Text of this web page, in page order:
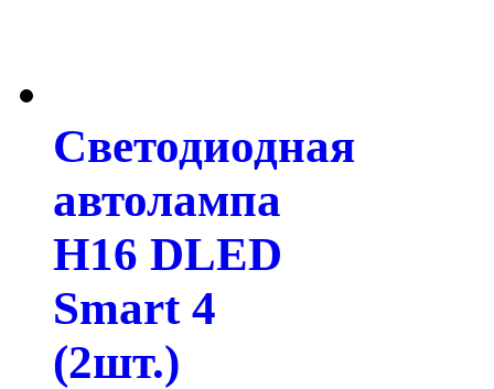
Светодиодная
автолампа
H16 DLED
Smart 4
(2шт.)